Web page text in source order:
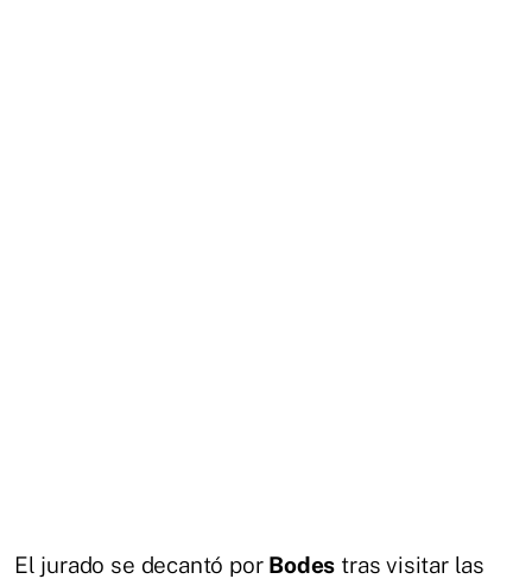
El jurado se decantó por Bodes tras visitar las